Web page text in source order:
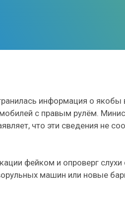
информация о якобы
с правым рулём.
что эти сведения не
фейком и опроверг
машин или новые